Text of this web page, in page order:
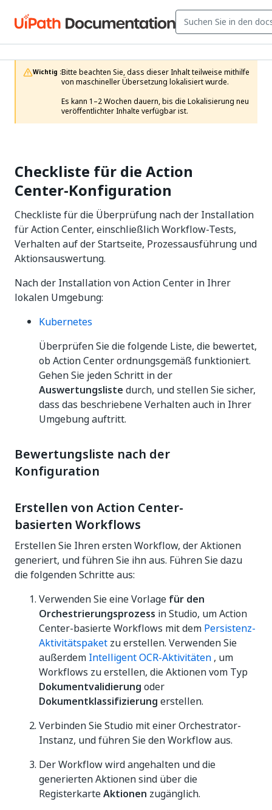
Wichtig :Bitte beachten Sie, dass dieser Inhalt teilweise mithilfe
von maschineller Übersetzung lokalisiert wurde.
Es kann 1–2 Wochen dauern, bis die Lokalisierung neu
veröffentlichter Inhalte verfügbar ist.
Checkliste für die Action
Center-Konfiguration
Checkliste für die Überprüfung nach der Installation
für Action Center, einschließlich Workflow-Tests,
Verhalten auf der Startseite, Prozessausführung und
Aktionsauswertung.
Nach der Installation von Action Center in Ihrer
lokalen Umgebung:
Kubernetes
Überprüfen Sie die folgende Liste, die bewertet,
ob Action Center ordnungsgemäß funktioniert.
Gehen Sie jeden Schritt in der
Auswertungsliste durch, und stellen Sie sicher,
dass das beschriebene Verhalten auch in Ihrer
Umgebung auftritt.
Bewertungsliste nach der
Konfiguration
Erstellen von Action Center-
basierten Workflows
Erstellen Sie Ihren ersten Workflow, der Aktionen
generiert, und führen Sie ihn aus. Führen Sie dazu
die folgenden Schritte aus:
Verwenden Sie eine Vorlage für den
Orchestrierungsprozess in Studio, um Action
Center-basierte Workflows mit dem Persistenz-
Aktivitätspaket zu erstellen. Verwenden Sie
außerdem Intelligent OCR-Aktivitäten , um
Workflows zu erstellen, die Aktionen vom Typ
Dokumentvalidierung oder
Dokumentklassifizierung erstellen.
Verbinden Sie Studio mit einer Orchestrator-
Instanz, und führen Sie den Workflow aus.
Der Workflow wird angehalten und die
generierten Aktionen sind über die
RegisterkarteAktionen zugänglich.